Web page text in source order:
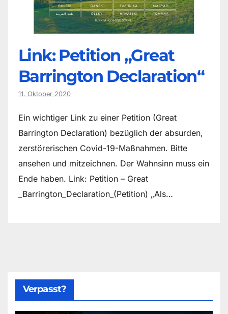
Link: Petition „Great
Barrington Declaration“
11. Oktober 2020
Ein wichtiger Link zu einer Petition (Great
Barrington Declaration) bezüglich der absurden,
zerstörerischen Covid-19-Maßnahmen. Bitte
ansehen und mitzeichnen. Der Wahnsinn muss ein
Ende haben. Link: Petition – Great
_Barrington_Declaration_(Petition) „Als…
Verpasst?